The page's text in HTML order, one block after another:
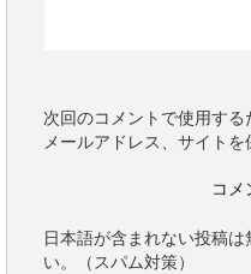
次回のコメントで使用する
メールアドレス、サイトを
日本語が含まれない投稿
い。（スパム対策）